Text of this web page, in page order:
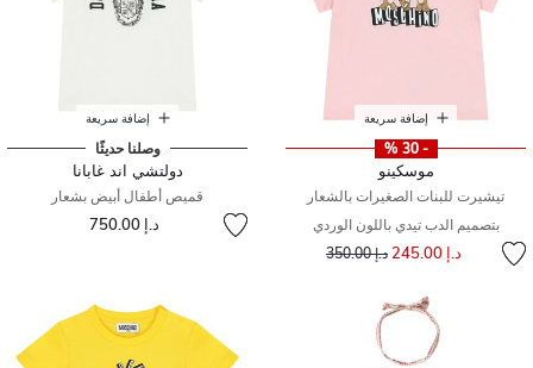
إضافة سريعة
- 30 %
موسكينو
تيشيرت للبنات الصغيرات بالشعار
بتصميم الدب تيدي باللون الوردي
د.إ 245.00 سعر مخفض مند.إ 350.00
إضافة سريعة
وصلنا حديثًا
دولتشي اند غابانا
قميص أطفال أبيض بشعار
د.إ 750.00